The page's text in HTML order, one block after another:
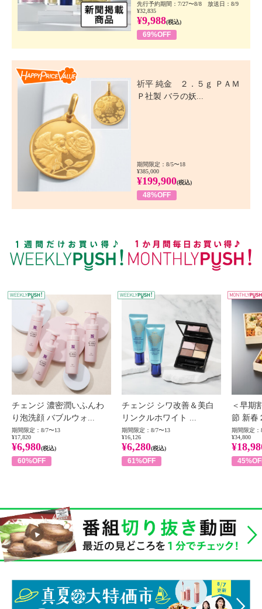
先行予約期間：7/27〜8/8 放送日：8/9
¥32,835
¥9,988(税込)
69%OFF
祈平 純金 ２．５ｇ ＰＡＭ
Ｐ社製 バラの妖...
期間限定：8/5〜18
¥385,000
¥199,900(税込)
48%OFF
WEEKLY PUSH
チェンジ 濃密潤いふんわ
り泡洗顔 バブルウォ...
期間限定：8/7〜13
¥17,820
¥6,980(税込)
60%OFF
チェンジ シワ改善＆美白
リンクルホワイト ...
期間限定：8/7〜13
¥16,126
¥6,280(税込)
61%OFF
＜早期
節 新春
期間限定：
¥34,800